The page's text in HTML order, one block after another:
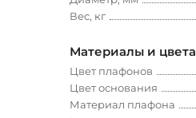
Вес, кг
Материалы и цвета
Цвет плафонов
Цвет основания
Материал плафона